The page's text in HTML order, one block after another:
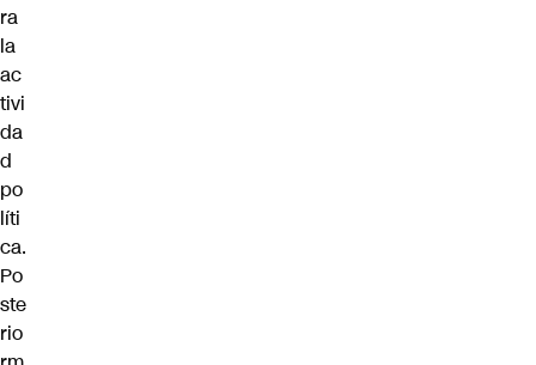
ra
la
ac
tivi
da
d
po
líti
ca.
Po
ste
rio